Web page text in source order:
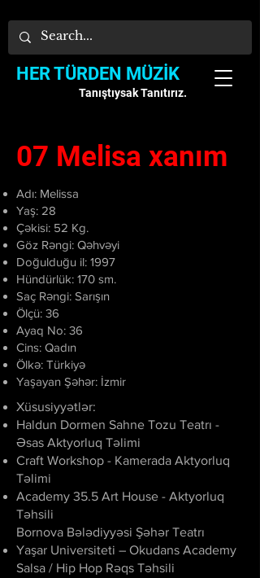
HER TÜRDEN MÜZİK
Tanıştıysak Tanıtırız.
07 Melisa xanım
Adı: Melissa
Yaş: 28
Çəkisi: 52 Kg.
Göz Rəngi: Qəhvəyi
Doğulduğu il: 1997
Hündürlük: 170 sm.
Saç Rəngi: Sarışın
Ölçü: 36
Ayaq No: 36
Cins: Qadın
Ölkə: Türkiyə
Yaşayan Şəhər: İzmir
Xüsusiyyətlər:
Haldun Dormen Sahne Tozu Teatrı -
Əsas Aktyorluq Təlimi
Craft Workshop - Kamerada Aktyorluq
Təlimi
Academy 35.5 Art House - Aktyorluq
Təhsili
Bornova Bələdiyyəsi Şəhər Teatrı
Yaşar Universiteti – Okudans Academy
Salsa / Hip Hop Rəqs Təhsili